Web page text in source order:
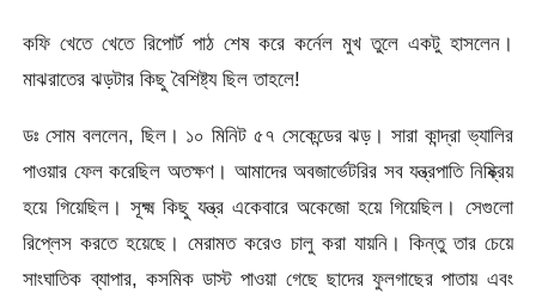
কফি খেতে খেতে রিপোর্ট পাঠ শেষ করে কর্নেল মুখ তুলে একটু হাসলেন।
মাঝরাতের ঝড়টার কিছু বৈশিষ্ট্য ছিল তাহলে!
ডঃ সোম বললেন, ছিল। ১০ মিনিট ৫৭ সেকেন্ডের ঝড়। সারা কান্দ্রা ভ্যালির
পাওয়ার ফেল করেছিল অতক্ষণ। আমাদের অবজার্ভেটরির সব যন্ত্রপাতি নিষ্ক্রিয়
হয়ে গিয়েছিল। সূক্ষ্ম কিছু যন্ত্র একেবারে অকেজো হয়ে গিয়েছিল। সেগুলো
রিপ্লেস করতে হয়েছে। মেরামত করেও চালু করা যায়নি। কিন্তু তার চেয়ে
সাংঘাতিক ব্যাপার, কসমিক ডাস্ট পাওয়া গেছে ছাদের ফুলগাছের পাতায় এবং